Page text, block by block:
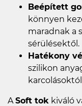
Beépített
könnyen
maradnak a
sérülésektől.
Hatékony
szilikon
A Soft tok kiváló